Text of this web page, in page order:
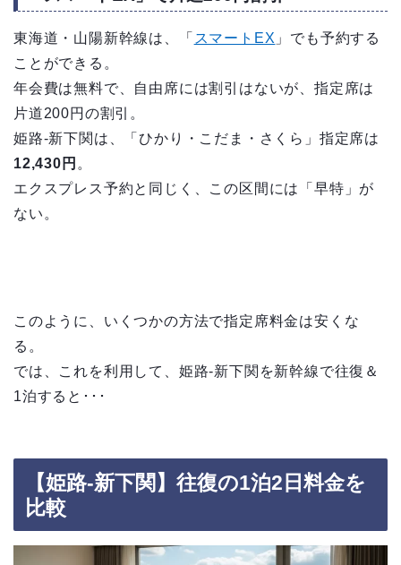
東海道・山陽新幹線は、「 スマートEX 」でも予約する
ことができる。
年会費は無料で、自由席には割引はないが、指定席は
片道200円の割引。
姫路-新下関は、「ひかり・こだま・さくら」指定席は
12,430円 。
エクスプレス予約と同じく、この区間には「早特」が
ない。
このように、いくつかの方法で指定席料金は安くな
る。
では、これを利用して、姫路-新下関を新幹線で往復＆
1泊すると･･･
【姫路-新下関】往復の1泊2日料金を
比較